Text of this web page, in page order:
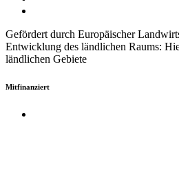
Gefördert durch Europäischer
Entwicklung des ländlichen Raums:
ländlichen Gebiete
Mitfinanziert